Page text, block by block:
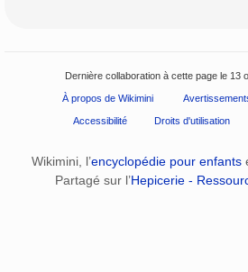
Dernière collaboration à cette page le 13
À propos de Wikimini
Accessibilité Droits d'utilisation
Wikimini, l’encyclopédie pour enfants
Partagé sur l’Hepicerie -